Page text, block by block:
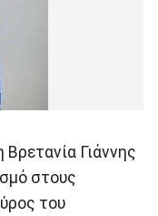
Γιάννης
στους
του